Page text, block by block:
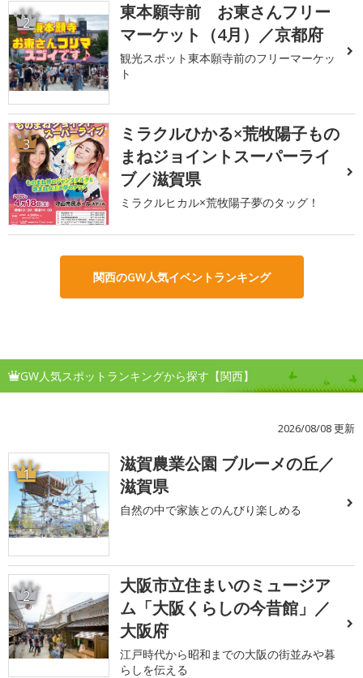
2
東本願寺前 お東さんフリー
マーケット（4月）／京都府
観光スポット東本願寺前のフリーマーケッ
ト
3
ミラクルひかる×荒牧陽子もの
まねジョイントスーパーライ
ブ／滋賀県
ミラクルヒカル×荒牧陽子夢のタッグ！
関西のGW人気イベントランキング
GW人気スポットランキングから探す【関西】
2026/08/08 更新
1
滋賀農業公園 ブルーメの丘／
滋賀県
自然の中で家族とのんびり楽しめる
2
大阪市立住まいのミュージア
ム「大阪くらしの今昔館」／
大阪府
江戸時代から昭和までの大阪の街並みや暮
らしを伝える